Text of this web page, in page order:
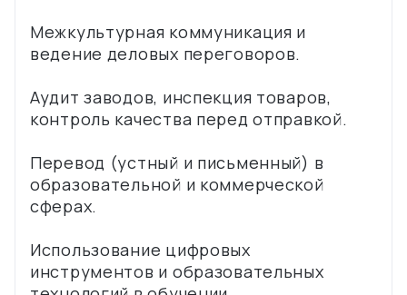
Межкультурная коммуникация и
ведение деловых переговоров.
Аудит заводов, инспекция товаров,
контроль качества перед отправкой.
Перевод (устный и письменный) в
образовательной и коммерческой
сферах.
Использование цифровых
инструментов и образовательных